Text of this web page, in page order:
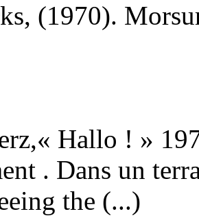
(1970).
Hallo ! »
. Dans un
the (...)